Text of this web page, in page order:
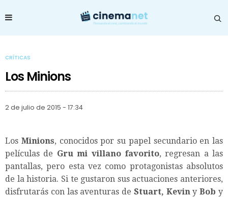
CRÍTICAS
Los Minions
2 de julio de 2015 - 17:34
Los Minions, conocidos por su papel secundario en las
películas de Gru mi villano favorito, regresan a las
pantallas, pero esta vez como protagonistas absolutos
de la historia. Si te gustaron sus actuaciones anteriores,
disfrutarás con las aventuras de Stuart, Keviny Boby